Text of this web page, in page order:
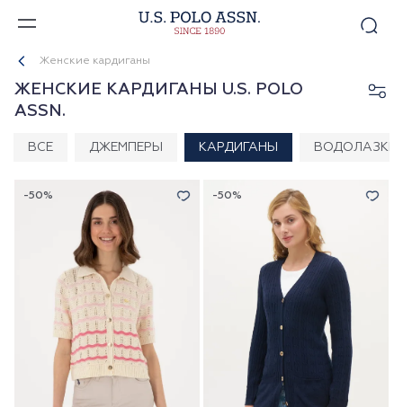
Женские кардиганы
ЖЕНСКИЕ КАРДИГАНЫ U.S. POLO
ASSN.
ВСЕ ДЖЕМПЕРЫ КАРДИГАНЫ ВОДОЛАЗКИ
-50% -50%